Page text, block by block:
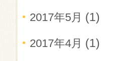
2017年5月 (1)
2017年4月 (1)